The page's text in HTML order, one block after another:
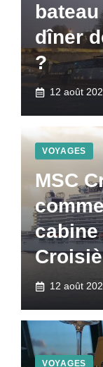
dîner
?
12 août
VOYAGES
MSC
cabine
12 août
VOYAGES